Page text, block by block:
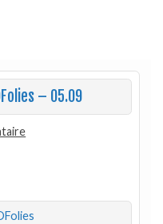
– 05.09